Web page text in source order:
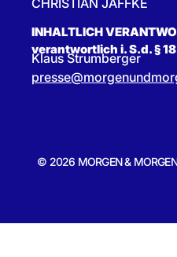
INHALTLICH
verantwortlich i. S.d. §
Klaus Strumberger
© 2026 MORGEN &